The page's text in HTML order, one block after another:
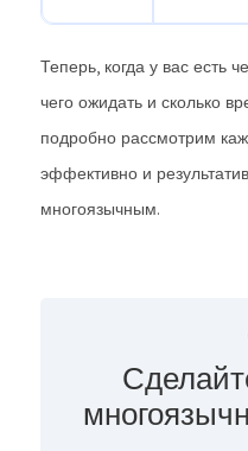
Теперь, когда у вас есть
чего ожидать и сколько
подробно рассмотрим
эффективно и
многоязычным.